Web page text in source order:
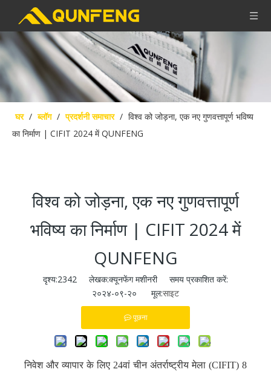
घर / ब्लॉग / प्रदर्शनी समाचार / विश्व को जोड़ना, एक नए गुणवत्तापूर्ण भविष्य
का निर्माण | CIFIT 2024 में QUNFENG
विश्व को जोड़ना, एक नए गुणवत्तापूर्ण
भविष्य का निर्माण | CIFIT 2024 में
QUNFENG
दृश्य:2342 लेखक:क्यूनफेंग मशीनरी समय प्रकाशित करें:
२०२४-०९-२० मूल:साइट
पूछना
निवेश और व्यापार के लिए 24वां चीन अंतर्राष्ट्रीय मेला (CIFIT) 8